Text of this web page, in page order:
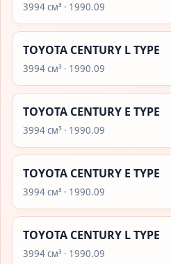
3994 см³ · 1990.09
TOYOTA CENTURY L TYPE
3994 см³ · 1990.09
TOYOTA CENTURY E TYPE
3994 см³ · 1990.09
TOYOTA CENTURY E TYPE
3994 см³ · 1990.09
TOYOTA CENTURY L TYPE
3994 см³ · 1990.09